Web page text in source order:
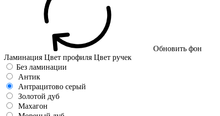
Обновить фон
Ламинация Цвет профиля Цвет ручек
Без ламинации
Антик
Антрацитово серый
Золотой дуб
Махагон